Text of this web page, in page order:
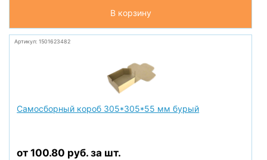
В корзину
Артикул: 1501623482
Самосборный короб 305*305*55 мм бурый
от 100.80 руб. за шт.